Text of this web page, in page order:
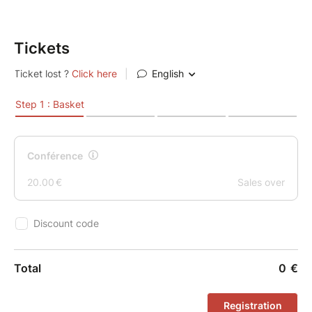
Pour débattre de ce sujet crucial, nous avons le
privilège d'accueillir des personnalités engagées et
des experts reconnus :
- Mme Muriel Pénicaut : Marraine de l'événement,
ancienne Ministre du Travail, ambassadrice auprès de
profondément engagée.
- M. Alain Di Crescenzo : Président de CCI France.
- M. Assad El Akremi : Directeur adjoint de TSM
- M. Alain Morice : Expert du monde de l'entreprise
avec 37 ans d'expérience en tant que DRH dans de
Tickets